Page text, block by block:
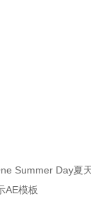
Summer Day夏
AE模板